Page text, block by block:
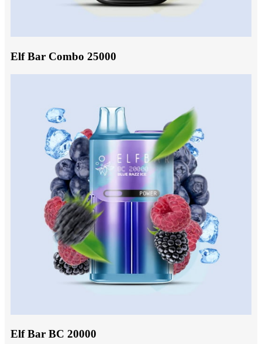
Elf Bar Combo 25000
Elf Bar BC 20000